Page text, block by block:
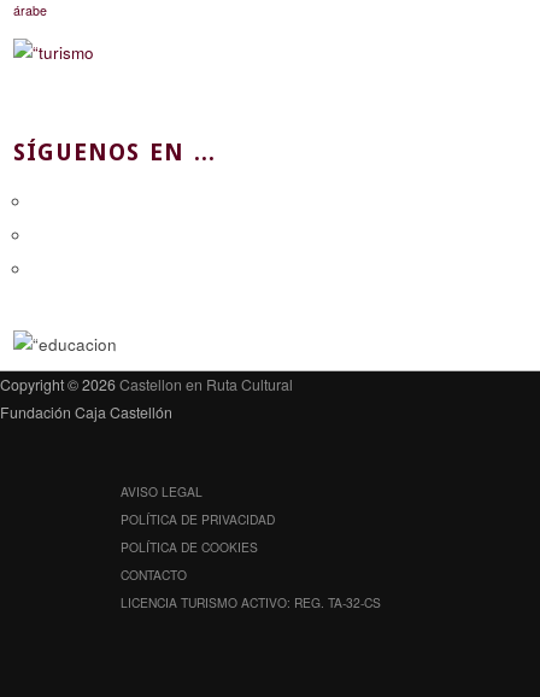
árabe
SÍGUENOS EN ...
Copyright © 2026Castellon en Ruta Cultural
Fundación Caja Castellón
AVISO LEGAL
POLÍTICA DE PRIVACIDAD
POLÍTICA DE COOKIES
CONTACTO
LICENCIA TURISMO ACTIVO: REG. TA-32-CS